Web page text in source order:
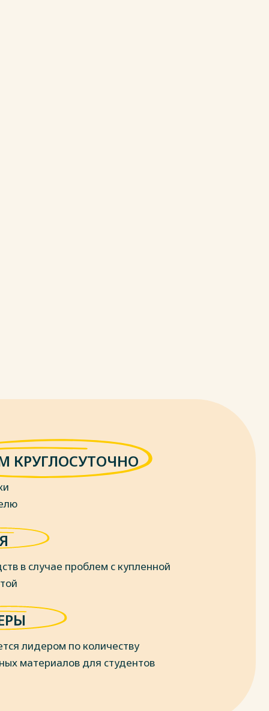
КРУГЛОСУТОЧНО
в случае проблем с купленной
лидером по количеству
материалов для студентов